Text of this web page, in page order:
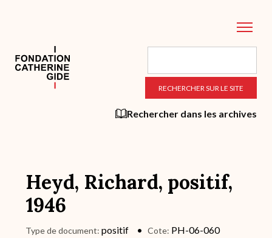
principal
Rechercher dans les archives
Heyd, Richard, positif,
1946
Type de document positif Cote PH-06-060